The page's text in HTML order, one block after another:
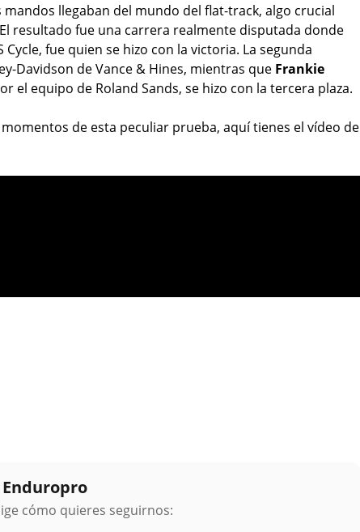
llegaban del mundo del flat-track, algo crucial
resultado fue una carrera realmente disputada donde
Cycle, fue quien se hizo con la victoria. La segunda
Davidson de Vance & Hines, mientras que Frankie
el equipo de Roland Sands, se hizo con la tercera plaza.
de esta peculiar prueba, aquí tienes el vídeo de
cómo quieres seguirnos: